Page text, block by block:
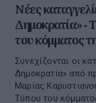
Νέες
Δημοκρατία» -
του κόμματος
Συνεχίζονται οι
Δημοκρατία» από
Μαρίας
Τύπου του